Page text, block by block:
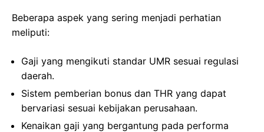
Beberapa aspek yang sering menjadi perhatian
meliputi:
Gaji yang mengikuti standar UMR sesuai regulasi
daerah.
Sistem pemberian bonus dan THR yang dapat
bervariasi sesuai kebijakan perusahaan.
Kenaikan gaji yang bergantung pada performa